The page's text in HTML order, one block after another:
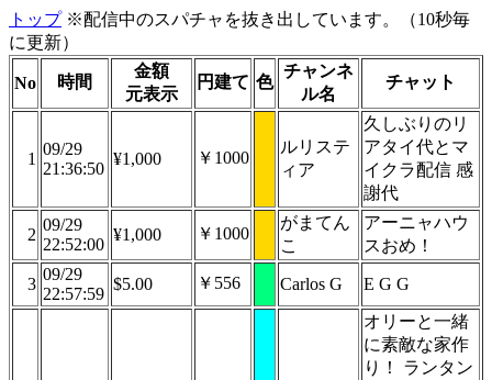
トップ※配信中のスパチャを抜き出しています。（10秒毎
に更新）
No 時間
金額
元表示
円建て 色
チャンネ
ル名
チャット
1
09/29
21:36:50
¥1,000 ￥1000
ルリステ
ィア
久しぶりのリ
アタイ代とマ
イクラ配信 感
謝代
2
09/29
22:52:00
¥1,000 ￥1000
がまてん
こ
アーニャハウ
スおめ！
3
09/29
22:57:59
$5.00 ￥556 Carlos G E G G
オリーと一緒
に素敵な家作
り！ ランタン